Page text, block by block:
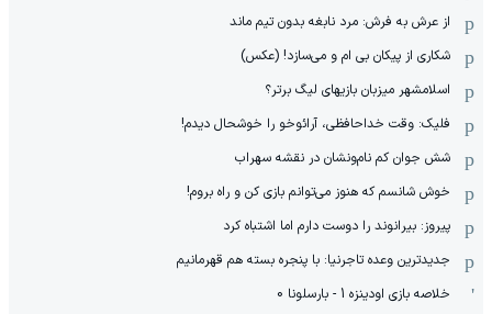
از عرش به فرش: مرد نابغه‌ بدون تیم ماند
شکاری از پیکان بی ام و می‌سازد! (عکس)
اسلامشهر میزبان بازیهای لیگ برتر؟
فلیک: وقت خداحافظی، آرائوخو را خوشحال دیدم!
شش جوان کم نام‌و‌نشان در نقشه سهراب
خوش شانسم که هنوز می‌توانم بازی کن و راه بروم!
پیروز: بیرانوند را دوست دارم اما اشتباه کرد
جدیدترین وعده تاجرنیا: با پنجره بسته هم قهرمانیم
خلاصه بازی اودینزه 1 - بارسلونا 0